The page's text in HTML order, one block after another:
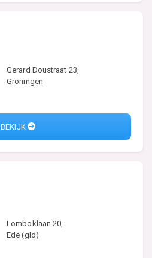
Gerard Doustraat 23,
Groningen
BEKIJK
Lomboklaan 20,
Ede (gld)